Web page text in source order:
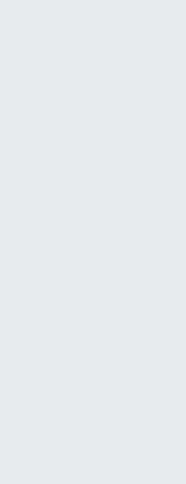
Edge
companii
(IA) și
produsele
că
în aproape